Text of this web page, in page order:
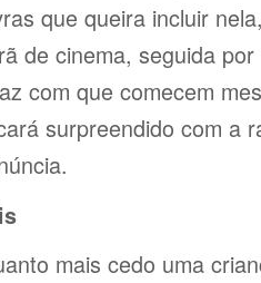
que queira incluir
de cinema, seguida
com que comecem
surpreendido com a
mais cedo uma